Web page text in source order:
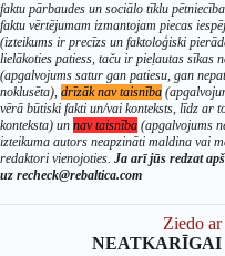
faktu pārbaudes un sociālo tīklu
faktu vērtējumam izmantojam piecas
(izteikums ir precīzs un faktoloģiski
lielākoties patiess, taču ir pieļautas sīkas
(apgalvojums satur gan patiesu, gan
noklusēta), drīzāk nav taisnība
vērā būtiski fakti un/vai konteksts, līdz ar
konteksta) un nav taisnība (apgalvojums
izteikuma autors neapzināti maldina vai
redaktori vienojoties. Ja arī jūs redzat
uz recheck@rebaltica.com
Ziedo ar